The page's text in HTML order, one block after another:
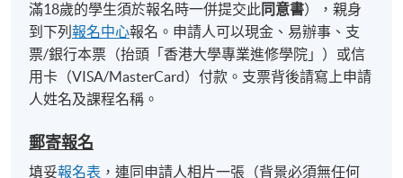
滿18歲的學生須於報名時一併提交此同意書），親身
到下列報名中心報名。申請人可以現金、易辦事、支
票/銀行本票（抬頭「香港大學專業進修學院」）或信
用卡（VISA/MasterCard）付款。支票背後請寫上申請
人姓名及課程名稱。
郵寄報名
填妥報名表 ，連同申請人相片一張（背景必須無任何